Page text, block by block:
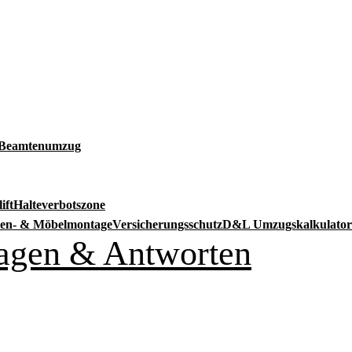
Halteverbotszone
& MöbelmontageVersicherungsschutzD&L Umzugskalkulator
& Antworten